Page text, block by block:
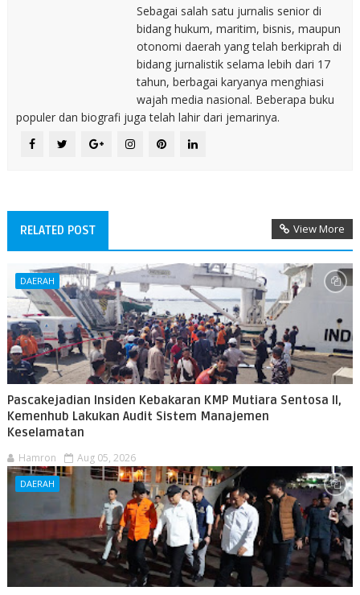
Sebagai salah satu jurnalis senior di
bidang hukum, maritim, bisnis, maupun
otonomi daerah yang telah berkiprah di
bidang jurnalistik selama lebih dari 17
tahun, berbagai karyanya menghiasi
wajah media nasional. Beberapa buku
populer dan biografi juga telah lahir dari jemarinya.
RELATED POST View More
DAERAH
Pascakejadian Insiden Kebakaran KMP Mutiara Sentosa II,
Kemenhub Lakukan Audit Sistem Manajemen
Keselamatan
Hamron Aug 05, 2026
DAERAH